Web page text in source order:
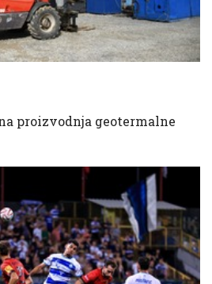
proizvodnja geotermalne